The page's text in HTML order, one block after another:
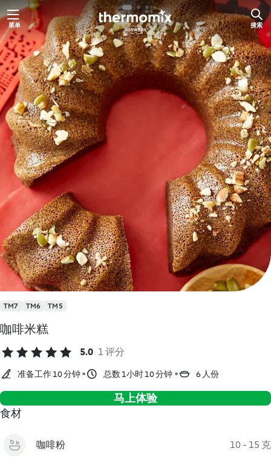
跳
至
内
容
菜单 搜索
TM7 TM6 TM5
咖啡米糕
5.0 1 评分
准备工作 10 分钟 总数 1小时 10 分钟 6 人份
马上体验
食材
咖啡粉 10 - 15 克